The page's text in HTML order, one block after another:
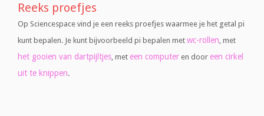
Reeks proefjes
Op Sciencespace vind je een reeks proefjes waarmee je het getal pi
kunt bepalen. Je kunt bijvoorbeeld pi bepalen met wc-rollen, met
het gooien van dartpijltjes, met een computer en door een cirkel
uit te knippen.